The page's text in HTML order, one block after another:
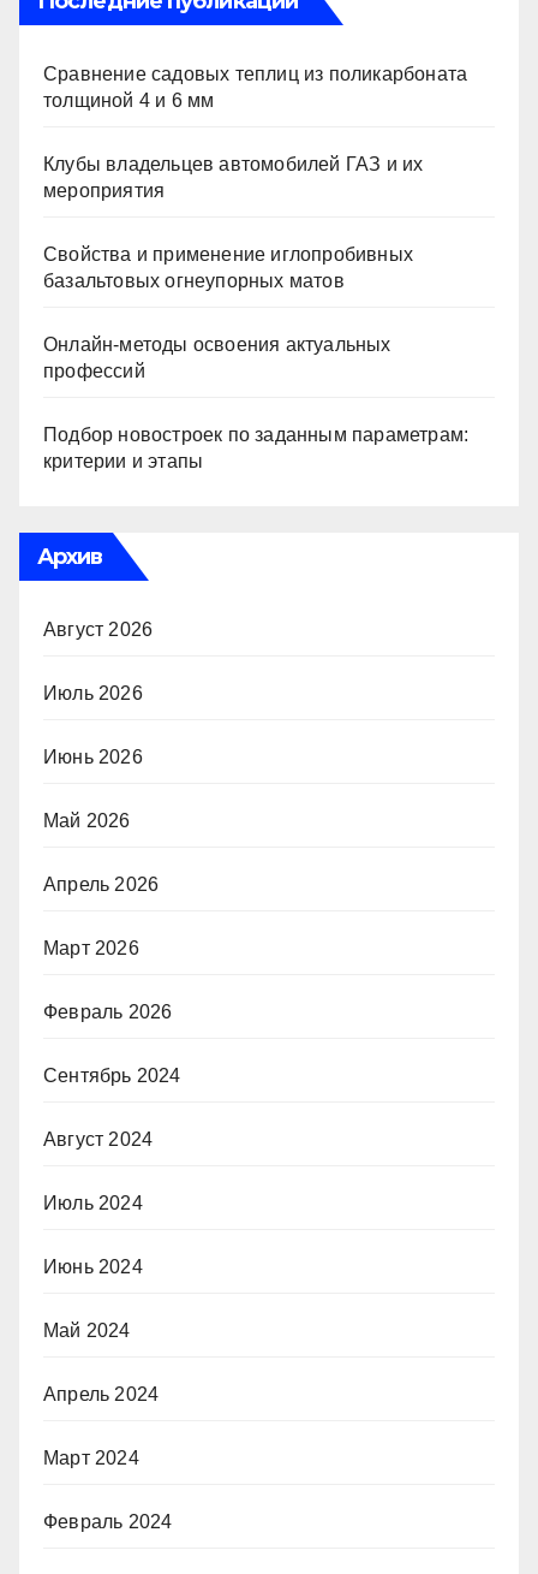
Сравнение садовых теплиц из поликарбоната
толщиной 4 и 6 мм
Клубы владельцев автомобилей ГАЗ и их
мероприятия
Свойства и применение иглопробивных
базальтовых огнеупорных матов
Онлайн-методы освоения актуальных
профессий
Подбор новостроек по заданным параметрам:
критерии и этапы
Архив
Август 2026
Июль 2026
Июнь 2026
Май 2026
Апрель 2026
Март 2026
Февраль 2026
Сентябрь 2024
Август 2024
Июль 2024
Июнь 2024
Май 2024
Апрель 2024
Март 2024
Февраль 2024